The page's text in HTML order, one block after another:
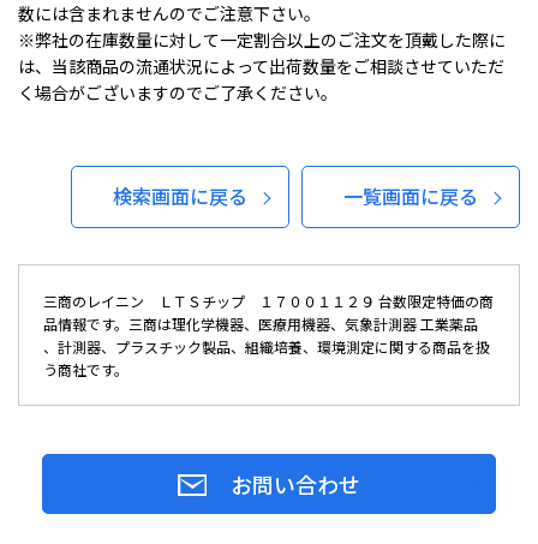
数には含まれませんのでご注意下さい。
※弊社の在庫数量に対して一定割合以上のご注文を頂戴した際に
は、当該商品の流通状況によって出荷数量をご相談させていただ
く場合がございますのでご了承ください。
検索画面に戻る 一覧画面に戻る
三商のレイニン ＬＴＳチップ １７００１１２９ 台数限定特価の商
品情報です。三商は理化学機器、医療用機器、気象計測器 工業薬品
、計測器、プラスチック製品、組織培養、環境測定に関する商品を扱
う商社です。
お問い合わせ